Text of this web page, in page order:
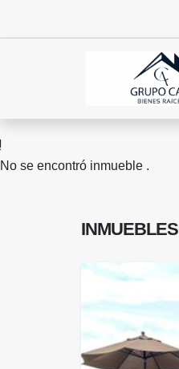
No se encontró inmueble .
INMUEBLES